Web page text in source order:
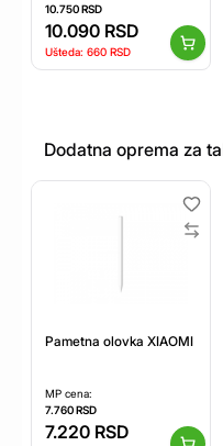
10.750RSD
10.090 RSD
Ušteda: 660 RSD
Dodatna oprema za
Pametna olovka XIAOMI
MP cena:
7.760RSD
7.220 RSD